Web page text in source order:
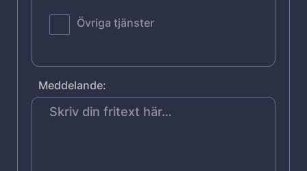
Övriga tjänster
Meddelande: